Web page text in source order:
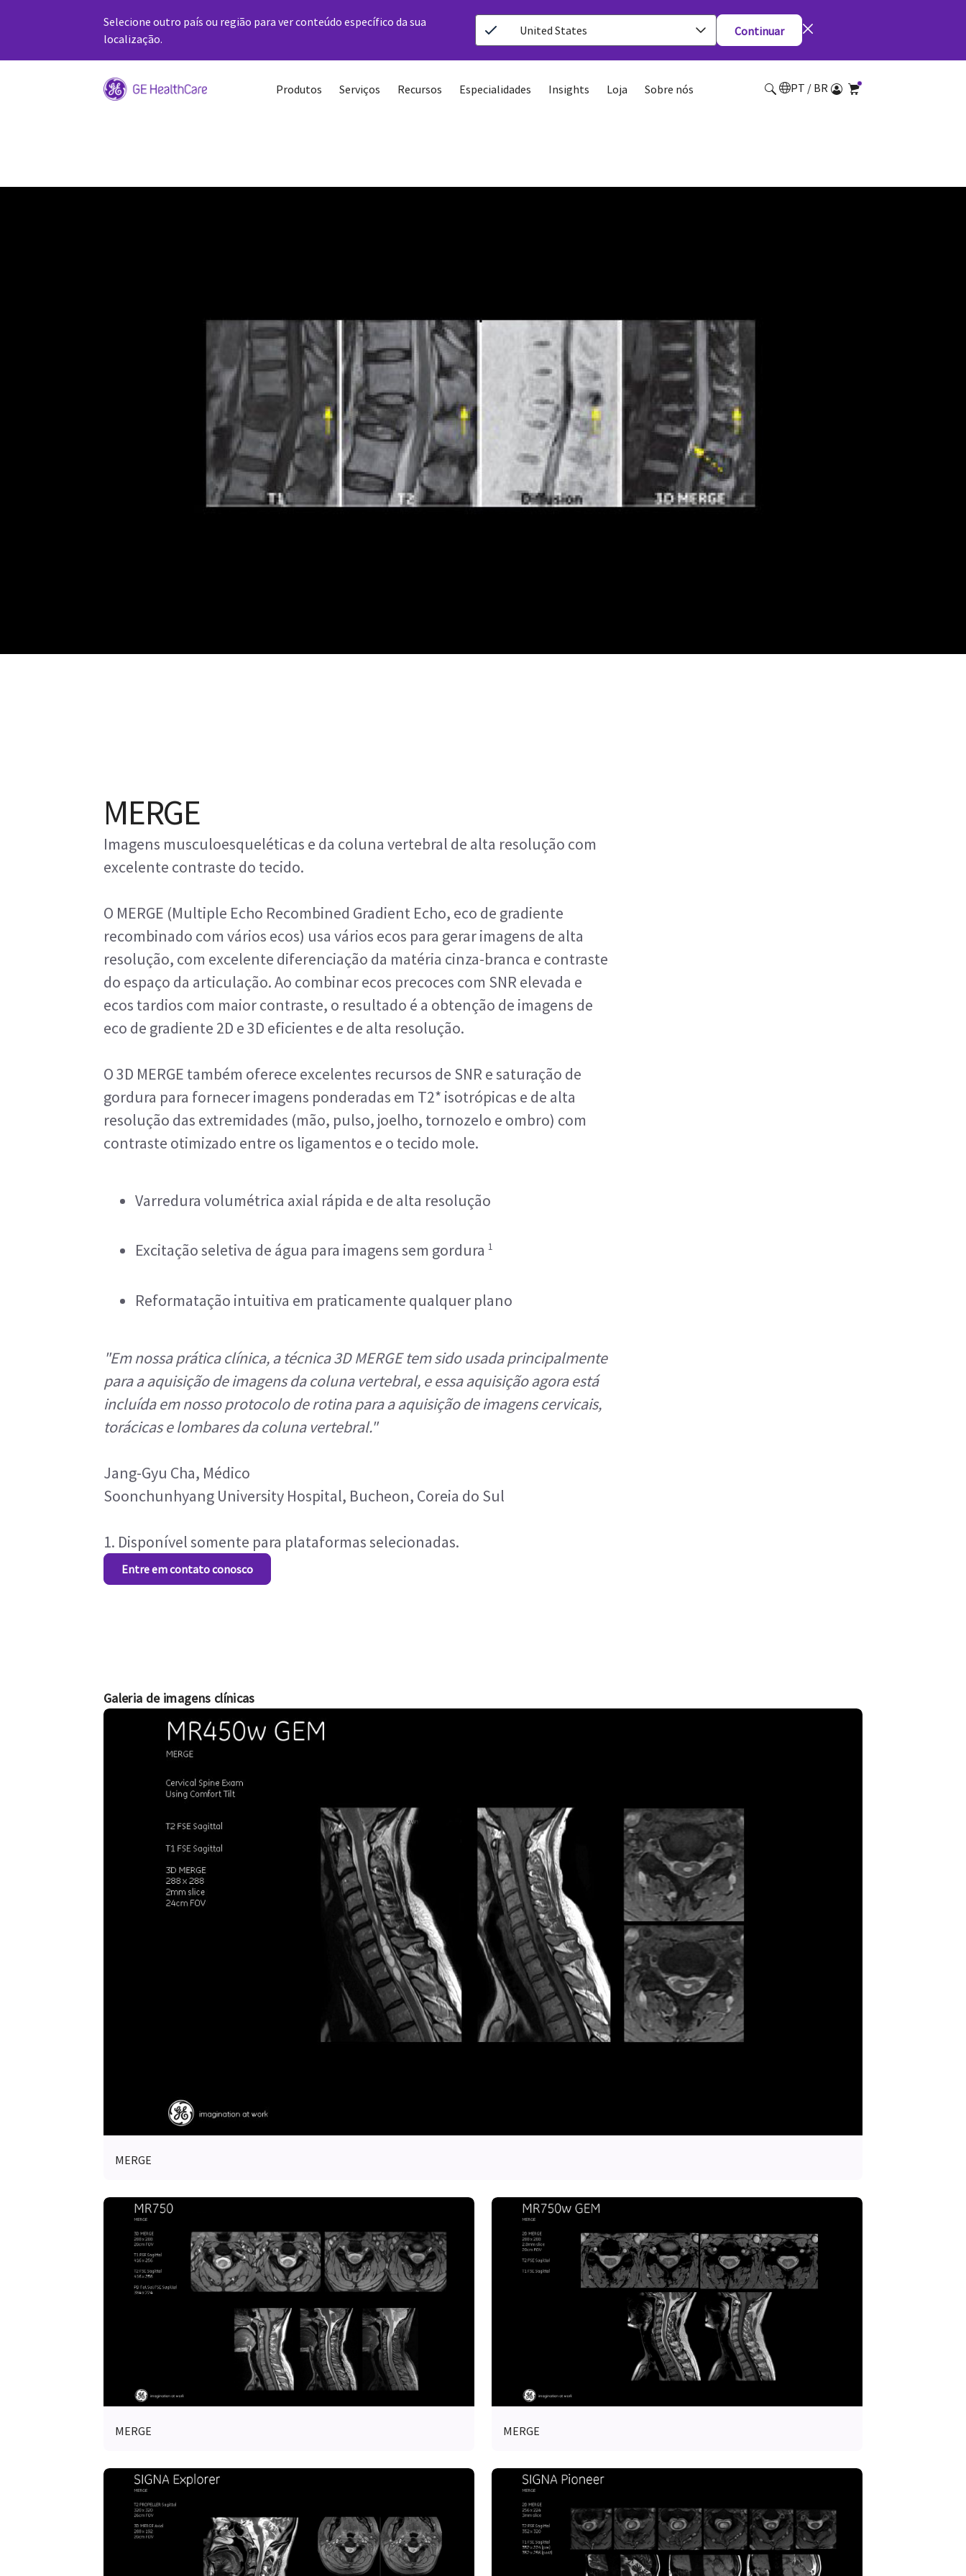
Selecione outro país ou região para ver conteúdo específico da sua
localização.
United States Continuar
Produtos Serviços Recursos Especialidades Insights Loja Sobre nós PT / BR
MERGE
Imagens musculoesqueléticas e da coluna vertebral de alta resolução com
excelente contraste do tecido.
O MERGE (Multiple Echo Recombined Gradient Echo, eco de gradiente
recombinado com vários ecos) usa vários ecos para gerar imagens de alta
resolução, com excelente diferenciação da matéria cinza-branca e contraste
do espaço da articulação. Ao combinar ecos precoces com SNR elevada e
ecos tardios com maior contraste, o resultado é a obtenção de imagens de
eco de gradiente 2D e 3D eficientes e de alta resolução.
O 3D MERGE também oferece excelentes recursos de SNR e saturação de
gordura para fornecer imagens ponderadas em T2* isotrópicas e de alta
resolução das extremidades (mão, pulso, joelho, tornozelo e ombro) com
contraste otimizado entre os ligamentos e o tecido mole.
Varredura volumétrica axial rápida e de alta resolução
Excitação seletiva de água para imagens sem gordura 1
Reformatação intuitiva em praticamente qualquer plano
"Em nossa prática clínica, a técnica 3D MERGE tem sido usada principalmente
para a aquisição de imagens da coluna vertebral, e essa aquisição agora está
incluída em nosso protocolo de rotina para a aquisição de imagens cervicais,
torácicas e lombares da coluna vertebral."
Jang-Gyu Cha, Médico
Soonchunhyang University Hospital, Bucheon, Coreia do Sul
1. Disponível somente para plataformas selecionadas.
Entre em contato conosco
Galeria de imagens clínicas
MERGE
MERGE MERGE